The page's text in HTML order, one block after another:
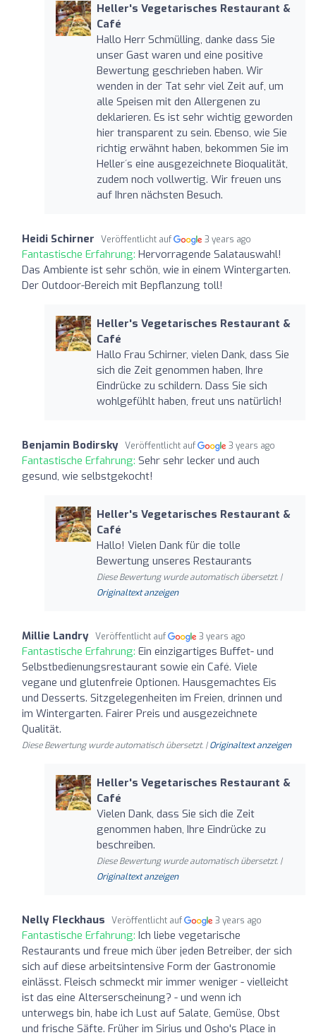
Heller's Vegetarisches Restaurant &
Café
Hallo Herr Schmülling, danke dass Sie
unser Gast waren und eine positive
Bewertung geschrieben haben. Wir
wenden in der Tat sehr viel Zeit auf, um
alle Speisen mit den Allergenen zu
deklarieren. Es ist sehr wichtig geworden
hier transparent zu sein. Ebenso, wie Sie
richtig erwähnt haben, bekommen Sie im
Heller´s eine ausgezeichnete Bioqualität,
zudem noch vollwertig. Wir freuen uns
auf Ihren nächsten Besuch.
Heidi Schirner Veröffentlicht auf 3 years ago
Fantastische Erfahrung: Hervorragende Salatauswahl!
Das Ambiente ist sehr schön, wie in einem Wintergarten.
Der Outdoor-Bereich mit Bepflanzung toll!
Heller's Vegetarisches Restaurant &
Café
Hallo Frau Schirner, vielen Dank, dass Sie
sich die Zeit genommen haben, Ihre
Eindrücke zu schildern. Dass Sie sich
wohlgefühlt haben, freut uns natürlich!
Benjamin Bodirsky Veröffentlicht auf 3 years ago
Fantastische Erfahrung: Sehr sehr lecker und auch
gesund, wie selbstgekocht!
Heller's Vegetarisches Restaurant &
Café
Hallo! Vielen Dank für die tolle
Bewertung unseres Restaurants
Diese Bewertung wurde automatisch übersetzt. |
Originaltext anzeigen
Millie Landry Veröffentlicht auf 3 years ago
Fantastische Erfahrung: Ein einzigartiges Buffet- und
Selbstbedienungsrestaurant sowie ein Café. Viele
vegane und glutenfreie Optionen. Hausgemachtes Eis
und Desserts. Sitzgelegenheiten im Freien, drinnen und
im Wintergarten. Fairer Preis und ausgezeichnete
Qualität.
Diese Bewertung wurde automatisch übersetzt. |Originaltext anzeigen
Heller's Vegetarisches Restaurant &
Café
Vielen Dank, dass Sie sich die Zeit
genommen haben, Ihre Eindrücke zu
beschreiben.
Diese Bewertung wurde automatisch übersetzt. |
Originaltext anzeigen
Nelly Fleckhaus Veröffentlicht auf 3 years ago
Fantastische Erfahrung: Ich liebe vegetarische
Restaurants und freue mich über jeden Betreiber, der sich
sich auf diese arbeitsintensive Form der Gastronomie
einlässt. Fleisch schmeckt mir immer weniger - vielleicht
ist das eine Alterserscheinung? - und wenn ich
unterwegs bin, habe ich Lust auf Salate, Gemüse, Obst
und frische Säfte. Früher im Sirius und Osho's Place in